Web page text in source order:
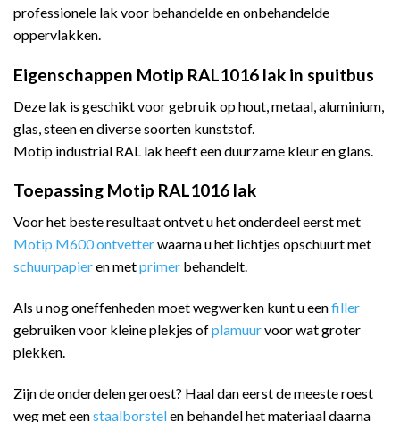
professionele lak voor behandelde en onbehandelde
oppervlakken.
Eigenschappen Motip RAL1016 lak in spuitbus
Deze lak is geschikt voor gebruik op hout, metaal, aluminium,
glas, steen en diverse soorten kunststof.
Motip industrial RAL lak heeft een duurzame kleur en glans.
Toepassing Motip RAL1016 lak
Voor het beste resultaat ontvet u het onderdeel eerst met
Motip M600 ontvetterwaarna u het lichtjes opschuurt met
schuurpapieren metprimer behandelt.
Als u nog oneffenheden moet wegwerken kunt u eenfiller
gebruiken voor kleine plekjes ofplamuurvoor wat groter
plekken.
Zijn de onderdelen geroest? Haal dan eerst de meeste roest
weg met eenstaalborstelen behandel het materiaal daarna